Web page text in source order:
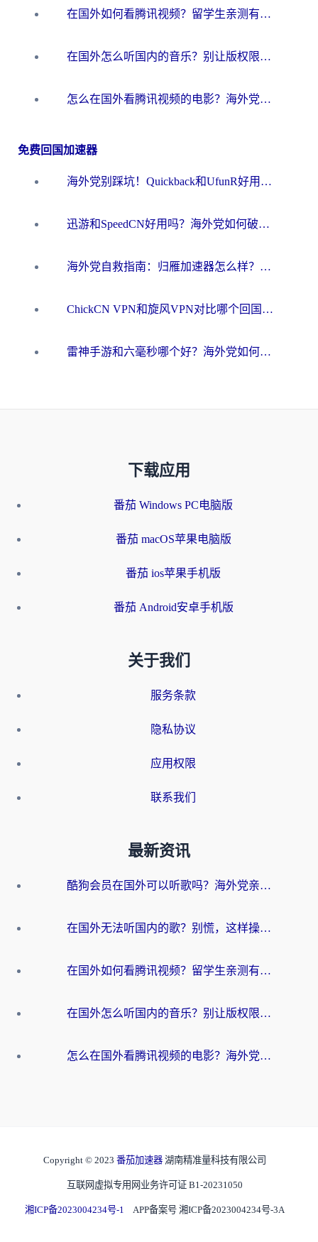
在国外如何看腾讯视频？留学生亲测有效的回国加速方案
在国外怎么听国内的音乐？别让版权限制断了你的华语歌单
怎么在国外看腾讯视频的电影？海外党亲测有效的回国加速指南
免费回国加速器
海外党别踩坑！Quickback和UfunR好用吗？选对回国加速器才能无缝刷国内资源
迅游和SpeedCN好用吗？海外党如何破解那道看不见的墙
海外党自救指南：归雁加速器怎么样？教你避开坑实现国内资源无缝访问
ChickCN VPN和旋风VPN对比哪个回国效果更好？海外用户的选择困境与出路
雷神手游和六毫秒哪个好？海外党如何真正解锁国内资源
下载应用
番茄 Windows PC电脑版
番茄 macOS苹果电脑版
番茄 ios苹果手机版
番茄 Android安卓手机版
关于我们
服务条款
隐私协议
应用权限
联系我们
最新资讯
酷狗会员在国外可以听歌吗？海外党亲测有效：3步解决音乐权限难题
在国外无法听国内的歌？别慌，这样操作就能畅听QQ音乐（附亲测加速器推荐）
在国外如何看腾讯视频？留学生亲测有效的回国加速方案
在国外怎么听国内的音乐？别让版权限制断了你的华语歌单
怎么在国外看腾讯视频的电影？海外党亲测有效的回国加速指南
Copyright © 2023 番茄加速器 湖南精准量科技有限公司
互联网虚拟专用网业务许可证 B1-20231050
湘ICP备2023004234号-1 APP备案号 湘ICP备2023004234号-3A